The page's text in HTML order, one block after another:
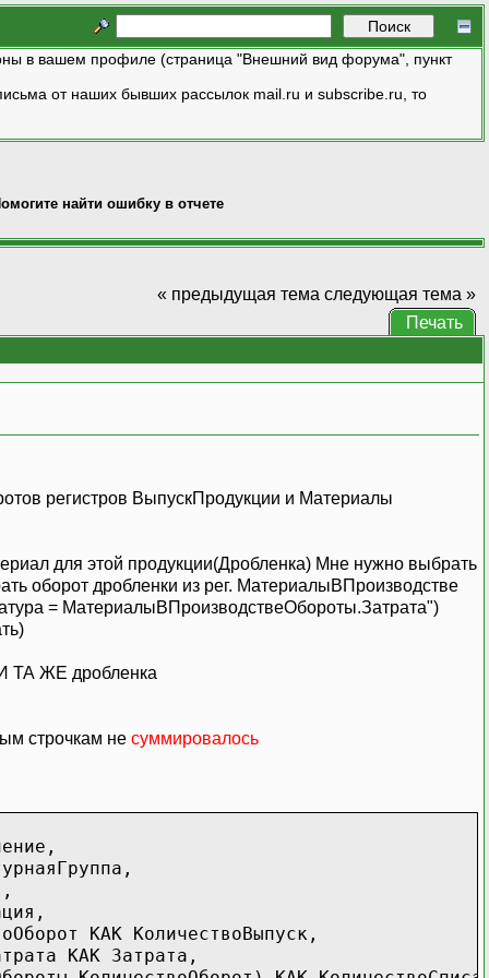
в вашем профиле (страница "Внешний вид форума", пункт
от наших бывших рассылок mail.ru и subscribe.ru, то
найти ошибку в отчете
« предыдущая тема следующая тема »
Печать
регистров ВыпускПродукции и Материалы
для этой продукции(Дробленка) Мне нужно выбрать
оборот дробленки из рег. МатериалыВПроизводстве
= МатериалыВПроизводствеОбороты.Затрата")
ТА ЖЕ дробленка
строчкам не суммировалось
КАК КоличествоВыпуск,
КАК Затрата,